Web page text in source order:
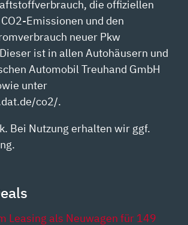
die offiziellen
Emissionen und den
neuer Pkw
ist in allen Autohäusern und
Automobil Treuhand GmbH
unter
co2/.
Bei Nutzung erhalten wir ggf.
Leasing als Neuwagen für 149